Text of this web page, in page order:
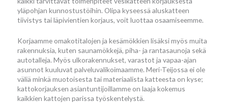
yläpohjan kunnostustöihin. Olipa kyseessä aluskatteen
tiivistys tai läpivientien korjaus, voit luottaa osaamiseemme.
Korjaamme omakotitalojen ja kesämökkien lisäksi myös muita
rakennuksia, kuten saunamökkejä, piha- ja rantasaunoja sekä
autotalleja. Myös ulkorakennukset, varastot ja vapaa-ajan
asunnot kuuluvat palveluvalikoimaamme. Meri-Teijossa ei ole
väliä minkä muotoisesta tai materiaalista katteesta on kyse;
kattokorjauksen asiantuntijoillamme on laaja kokemus
kaikkien kattojen parissa työskentelystä.